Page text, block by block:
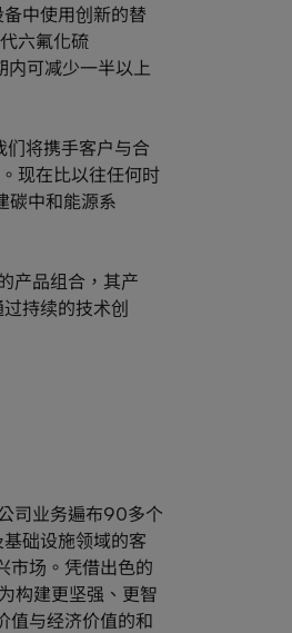
中使用创新的替
六氟化硫
内可减少一半以上
将携手客户与合
现在比以往任何时
碳中和能源系
产品组合，其产
持续的技术创
司业务遍布90多个
础设施领域的客
市场。凭借出色的
构建更坚强、更智
值与经济价值的和